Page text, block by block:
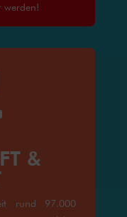
werden!
&
rund 97.000